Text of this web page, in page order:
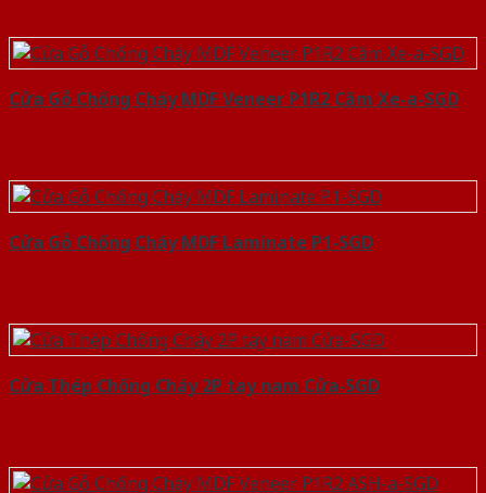
Cửa Gỗ Chống Cháy MDF Veneer P1R2 Căm Xe-a-SGD
Cửa Gỗ Chống Cháy MDF Laminate P1-SGD
Cửa Thép Chống Cháy 2P tay nam Cửa-SGD